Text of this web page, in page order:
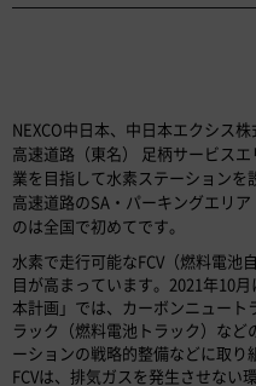
NEXCO中日本、中日本エクシス
高速道路（東名） 足柄サービス
業を目指して水素ステーションを
高速道路のSA・パーキングエリ
のは全国で初めてです。
水素で走行可能なFCV（燃料電池
目が高まっています。2021年10
本計画」では、カーボンニュート
ラック（燃料電池トラック）な
ーションの戦略的整備などに取り
FCVは、排気ガスを発生させない